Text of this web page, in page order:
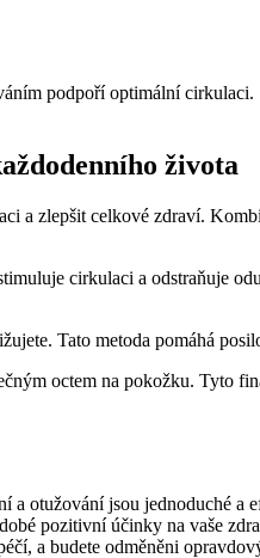
podpoří optimální
života
a zlepšit celkové zdraví.
cirkulaci a odstraňuje
Tato metoda pomáhá
octem na pokožku. Tyto
a otužování jsou jednoduché a
pozitivní účinky na vaše
a budete odměněni